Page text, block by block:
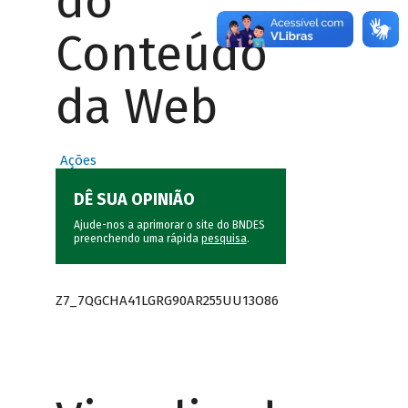
Conteúdo
da Web
Ações
DÊ SUA OPINIÃO
Ajude-nos a aprimorar o site do BNDES
preenchendo uma rápida pesquisa.
Z7_7QGCHA41LGRG90AR255UU13O86